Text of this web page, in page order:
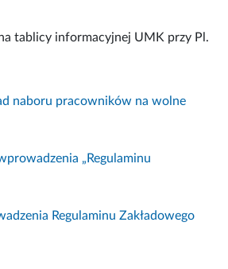
tablicy informacyjnej UMK przy Pl.
naboru pracowników na wolne
„Regulaminu
Regulaminu Zakładowego